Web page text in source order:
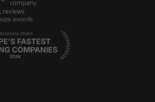
reviews
awards